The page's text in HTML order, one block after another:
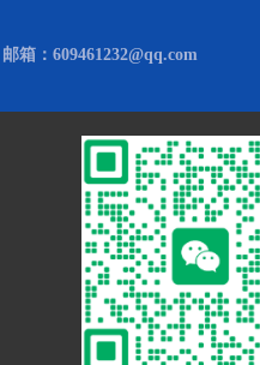
箱：609461232@qq.com